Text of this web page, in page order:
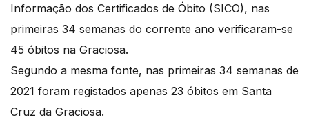
Informação dos Certificados de Óbito (SICO), nas
primeiras 34 semanas do corrente ano verificaram-se
45 óbitos na Graciosa.
Segundo a mesma fonte, nas primeiras 34 semanas de
2021 foram registados apenas 23 óbitos em Santa
Cruz da Graciosa.